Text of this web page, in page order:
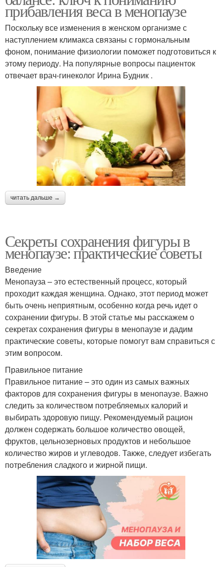
прибавления веса в менопаузе
Поскольку все изменения в женском организме с
наступлением климакса связаны с гормональным
фоном, понимание физиологии поможет подготовиться к
этому периоду. На популярные вопросы пациенток
отвечает врач-гинеколог Ирина Будник .
читать дальше →
Секреты сохранения фигуры в
менопаузе: практические советы
Введение
Менопауза – это естественный процесс, который
проходит каждая женщина. Однако, этот период может
быть очень неприятным, особенно когда речь идет о
сохранении фигуры. В этой статье мы расскажем о
секретах сохранения фигуры в менопаузе и дадим
практические советы, которые помогут вам справиться с
этим вопросом.
Правильное питание
Правильное питание – это один из самых важных
факторов для сохранения фигуры в менопаузе. Важно
следить за количеством потребляемых калорий и
выбирать здоровую пищу. Рекомендуемый рацион
должен содержать большое количество овощей,
фруктов, цельнозерновых продуктов и небольшое
количество жиров и углеводов. Также, следует избегать
потребления сладкого и жирной пищи.